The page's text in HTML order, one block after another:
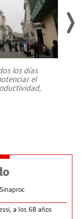
los días
el
a los 68 años